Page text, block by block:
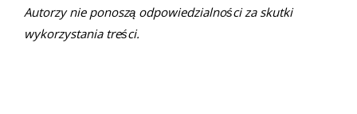
Autorzy nie ponoszą odpowiedzialności za skutki
wykorzystania treści.